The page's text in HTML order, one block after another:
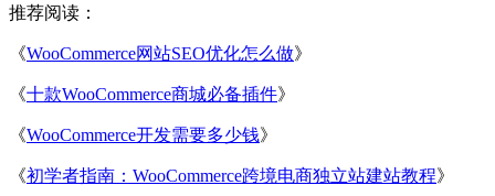
推荐阅读：
《WooCommerce网站SEO优化怎么做》
《十款WooCommerce商城必备插件》
《WooCommerce开发需要多少钱》
《初学者指南：WooCommerce跨境电商独立站建站教程》